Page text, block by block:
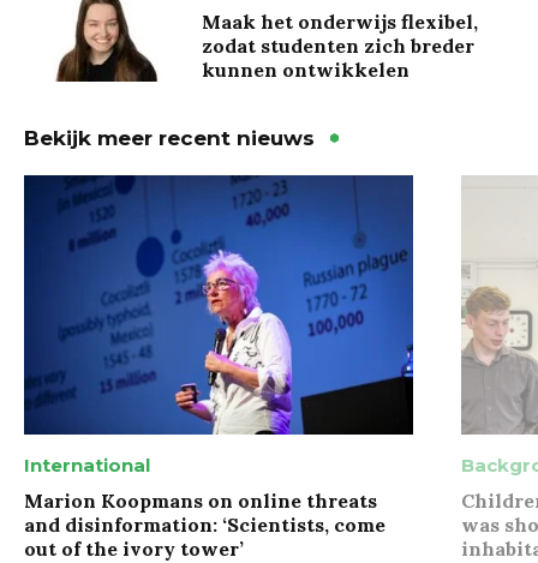
Maak het onderwijs flexibel,
zodat studenten zich breder
kunnen ontwikkelen
Bekijk meer recent nieuws
International
Marion Koopmans on online threats
and disinformation: ‘Scientists, come
out of the ivory tower’
was